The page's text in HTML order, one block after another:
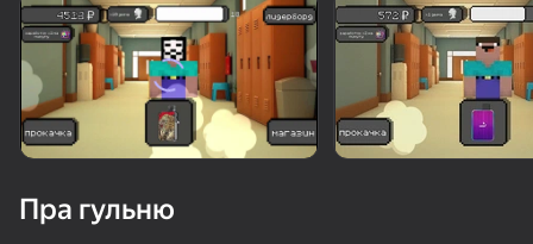
Павярніце прыладу
Гульня працуе толькі ў гарызантальнай
арыентацыі
Пра гульню